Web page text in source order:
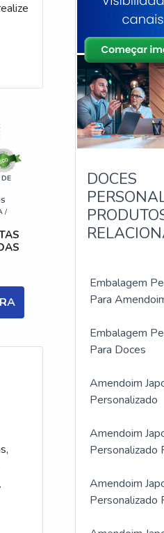
/
DOCES
Embalagem
Para
Embalagem
Para Doces
Amendoim
Personalizado
Amendoim
Personalizado
Amendoim
Personalizado